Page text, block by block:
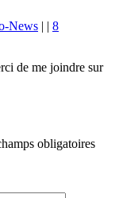
News | | 8
de me joindre sur
obligatoires